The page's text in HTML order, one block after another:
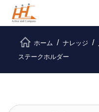
ホーム ナレッジ
ステークホルダー